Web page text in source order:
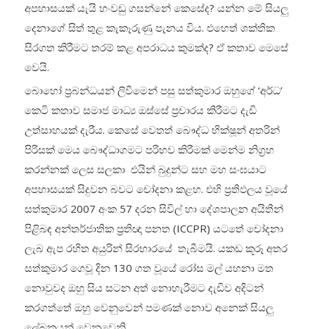
අපහාසයක් යැයි හංවඩු ගසන්නේ කෙසේද? යන්න මේ සියලු
දෙනාගේ සිත් තුළ කැකෑරුණු පැනය විය. එහෙත් ශක්තික
සිරගත කිරීමට තරම් කළ අපරාධය කුමක්ද? ඒ කතාව මෙසේ
වෙයි.
බොහෝ ප්‍රබන්ධයන් ලිවීමෙන් පසු සත්කුමාර ඔහුගේ ‘අර්ධ’
කෙටි කතාව සමාජ මාධ්‍ය ඔස්සේ ප්‍රචාරය කිරීමට දැඩි
උත්සාහයක් දැරීය. කෙසේ වෙතත් බෞද්ධ භික්ෂූන් අතරින්
පිරිසක් මෙය බෞද්ධාගමට පරිභව කිරීමක් මෙන්ම නිග්‍රහ
කරන්නක් ලෙස සලකා එයින් බුදුන්ට සහ මහ සංඝයාට
අපහාසයක් සිදුවන බවට චෝදනා කළහ. එහි ප්‍රතිඵලය වූයේ
සත්කුමාර 2007 අංක 57 දරන සිවිල් හා දේශපාලන අයිතීන්
පිළිබඳ අන්තර්ජාතික ප්‍රතිඥා පනත (ICCPR) යටතේ චෝදනා
ලැබ ඇප රහිත අයුරින් සිරභාරයේ තැබීමයි. යකඩ කූරූ අතර
සත්කුමාර ගෙවූ දින 130 ගත වූයේ රෝස මල් යහනා මත
නොවුවද ඔහු සිය සටන අත් නොහැරීමට දැඩිව අදිටන්
කරගත්තේ ඔහු වෙනුවෙන් පමණක් නොව අනෙක් සියලු